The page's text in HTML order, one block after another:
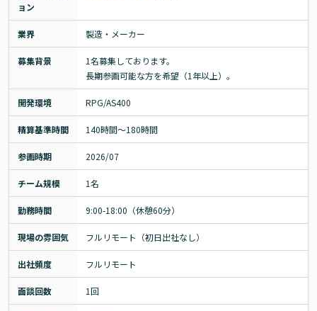
ョン
業界 製造・メーカー
募集背景
1名募集しております。
長期参画可能な方を希望（1年以上）。
開発環境 RPG/AS400
精算基準時間 140時間〜180時間
参画時期 2026/07
チーム規模 1名
勤務時間 9:00-18:00（休憩60分）
現場の雰囲気 フルリモート（初日出社なし）
出社頻度 フルリモート
面談回数 1回